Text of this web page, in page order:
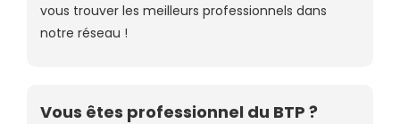
vous trouver les meilleurs professionnels dans
notre réseau !
Vous êtes professionnel du BTP ?